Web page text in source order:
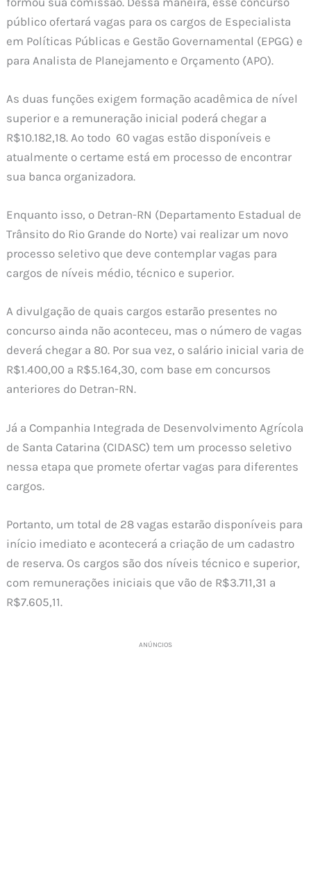
público ofertará vagas para os cargos de Especialista
em Políticas Públicas e Gestão Governamental (EPGG) e
para Analista de Planejamento e Orçamento (APO).
As duas funções exigem formação acadêmica de nível
superior e a remuneração inicial poderá chegar a
R$10.182,18. Ao todo 60 vagas estão disponíveis e
atualmente o certame está em processo de encontrar
sua banca organizadora.
Enquanto isso, o Detran-RN (Departamento Estadual de
Trânsito do Rio Grande do Norte) vai realizar um novo
processo seletivo que deve contemplar vagas para
cargos de níveis médio, técnico e superior.
A divulgação de quais cargos estarão presentes no
concurso ainda não aconteceu, mas o número de vagas
deverá chegar a 80. Por sua vez, o salário inicial varia de
R$1.400,00 a R$5.164,30, com base em concursos
anteriores do Detran-RN.
Já a Companhia Integrada de Desenvolvimento Agrícola
de Santa Catarina (CIDASC) tem um processo seletivo
nessa etapa que promete ofertar vagas para diferentes
cargos.
Portanto, um total de 28 vagas estarão disponíveis para
início imediato e acontecerá a criação de um cadastro
de reserva. Os cargos são dos níveis técnico e superior,
com remunerações iniciais que vão de R$3.711,31 a
R$7.605,11.
ANÚNCIOS